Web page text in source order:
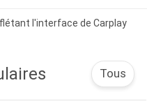
l'interface de Carplay
Tous